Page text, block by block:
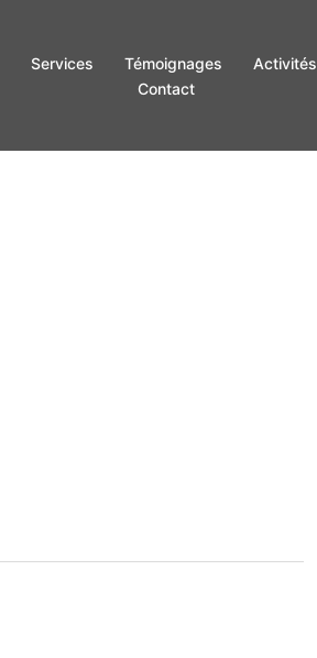
Services Témoignages Activités
Contact